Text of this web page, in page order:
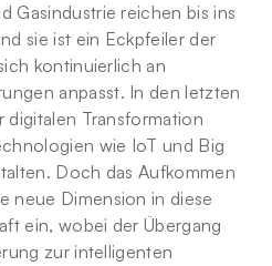
Gasindustrie reichen bis ins
sie ist ein Eckpfeiler der
kontinuierlich an
anpasst. In den letzten
digitalen Transformation
wie IoT und Big
Doch das Aufkommen
neue Dimension in diese
ein, wobei der Übergang
zur intelligenten